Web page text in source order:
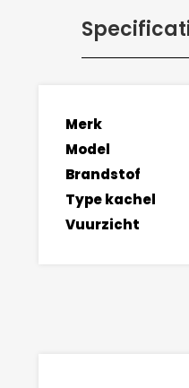
Merk
Model
Brandstof
Type kachel
Vuurzicht